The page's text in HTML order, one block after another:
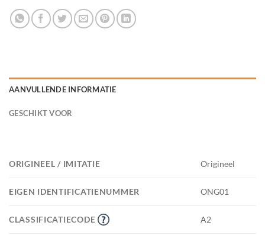
AANVULLENDE INFORMATIE
GESCHIKT VOOR
ORIGINEEL / IMITATIE Origineel
EIGEN IDENTIFICATIENUMMER ONG01
CLASSIFICATIECODE A2